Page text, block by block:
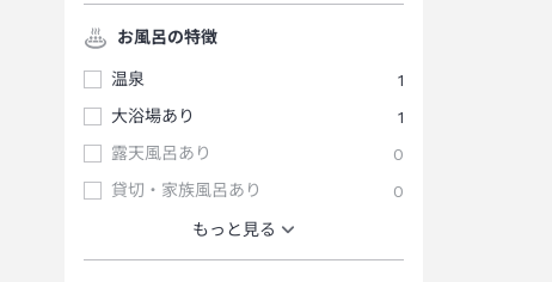
お風呂の特徴
温泉
1
大浴場あり
1
露天風呂あり
0
貸切・家族風呂あり
0
もっと見る